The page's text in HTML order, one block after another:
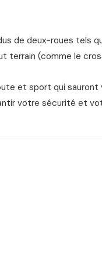
de deux-roues tels
terrain (comme le
et sport qui
votre sécurité et